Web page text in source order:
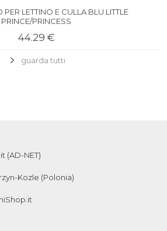
LETTINO E CULLA BLU LITTLE
PRINCE/PRINCESS
44.29 €
guarda tutti
(AD-NET)
Kozle (Polonia)